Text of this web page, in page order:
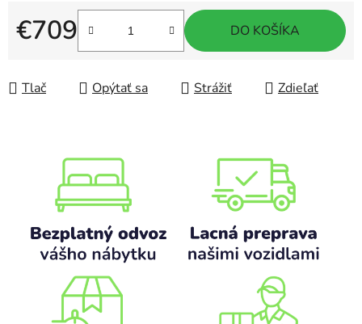
€709
Jednotková cena:
DO KOŠÍKA
Tlač Opýtať sa Strážiť Zdieľať